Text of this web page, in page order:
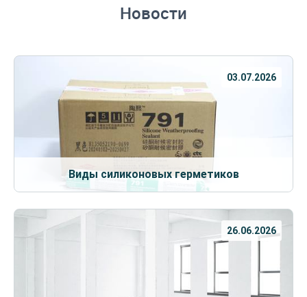
Новости
03.07.2026
Виды силиконовых герметиков
26.06.2026